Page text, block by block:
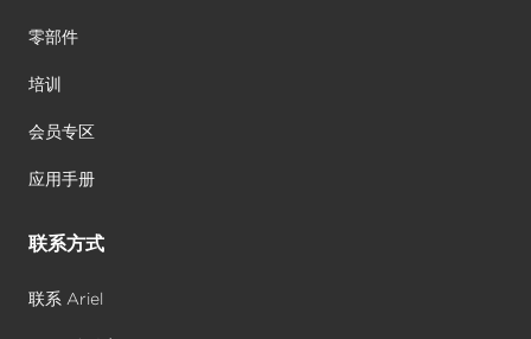
零部件
培训
会员专区
应用手册
联系方式
联系 Ariel